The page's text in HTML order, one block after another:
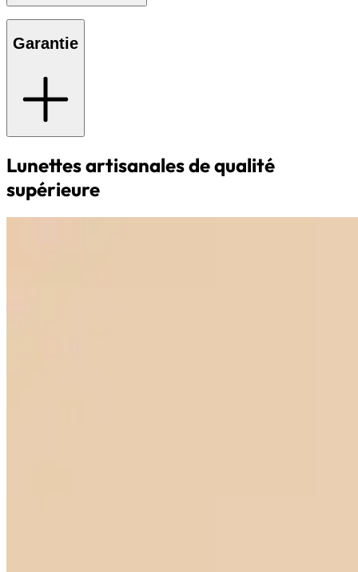
Garantie
Lunettes artisanales de qualité
supérieure